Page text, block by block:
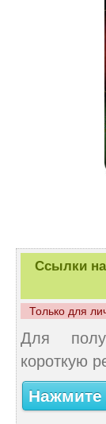
Ссылки
Только для
Для
короткую
Нажмите